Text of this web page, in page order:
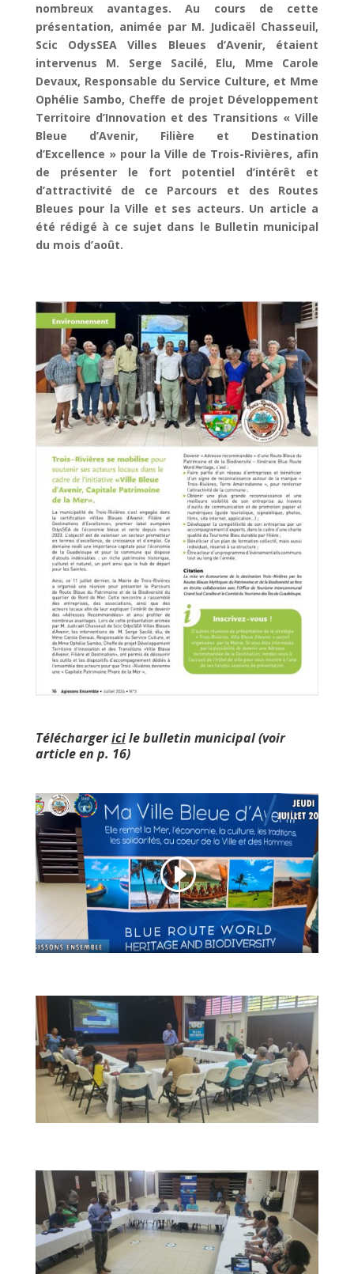
nombreux avantages. Au cours de cette
présentation, animée par M. Judicaël Chasseuil,
Scic OdysSEA Villes Bleues d’Avenir, étaient
intervenus M. Serge Sacilé, Elu, Mme Carole
Devaux, Responsable du Service Culture, et Mme
Ophélie Sambo, Cheffe de projet Développement
Territoire d’Innovation et des Transitions « Ville
Bleue d’Avenir, Filière et Destination
d’Excellence » pour la Ville de Trois-Rivières, afin
de présenter le fort potentiel d’intérêt et
d’attractivité de ce Parcours et des Routes
Bleues pour la Ville et ses acteurs. Un article a
été rédigé à ce sujet dans le Bulletin municipal
du mois d’août.
Téléchargericile bulletin municipal (voir
article en p. 16)